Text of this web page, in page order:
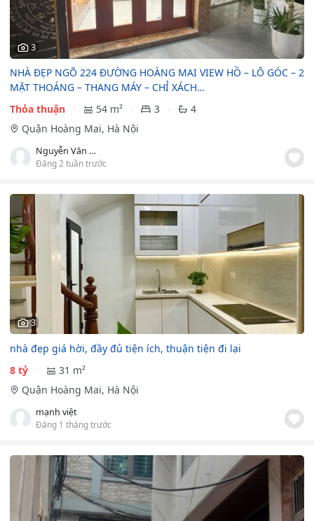
3
NHÀ ĐẸP NGÕ 224 ĐƯỜNG HOÀNG MAI VIEW HỒ – LÔ GÓC – 2
MẶT THOÁNG – THANG MÁY – CHỈ XÁCH…
Thỏa thuận
54 m² 3
4
Quận Hoàng Mai, Hà Nội
Nguyễn Văn Hiệp
Đăng 2 tuần trước
3
nhà đẹp giá hời, đầy đủ tiện ích, thuận tiện đi lại
8 tỷ
31 m²
Quận Hoàng Mai, Hà Nội
mạnh việt
Đăng 1 tháng trước